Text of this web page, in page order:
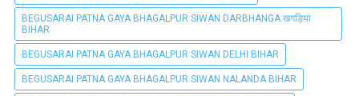
BEGUSARAI PATNA GAYA BHAGALPUR SIWAN DARBHANGA खगड़िया
BIHAR
BEGUSARAI PATNA GAYA BHAGALPUR SIWAN DELHI BIHAR
BEGUSARAI PATNA GAYA BHAGALPUR SIWAN NALANDA BIHAR